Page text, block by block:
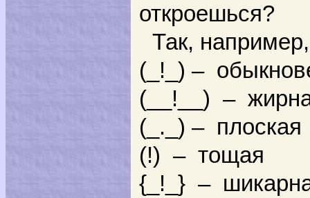
откроешься?
Так,
(_!_) –
(__!__) –
(_._) – плоская
(!) – тощая
{_!_} –